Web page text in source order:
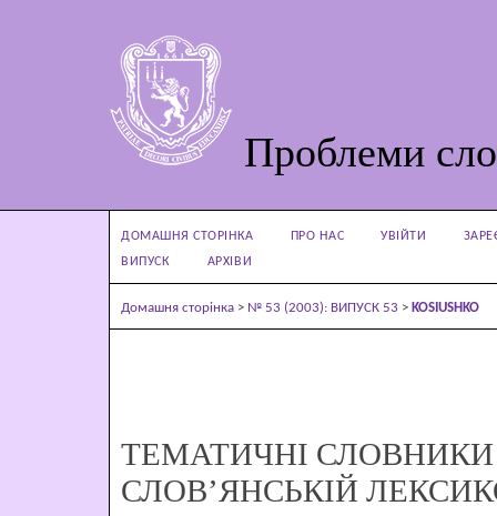
Проблеми
ДОМАШНЯ СТОРІНКА ПРО НАС УВІЙТИ
ВИПУСК
АРХІВИ
Домашня сторінка > № 53 (2003): ВИПУСК 53 > KOSIUSHKO
ТЕМАТИЧНІ
СЛОВ’ЯНСЬКІЙ